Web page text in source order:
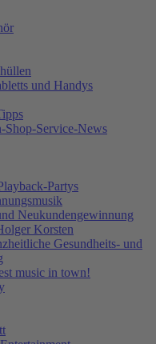
und Handys
Service-News
Partys
Neukundengewinnung
Korsten
Gesundheits- und
music in town!